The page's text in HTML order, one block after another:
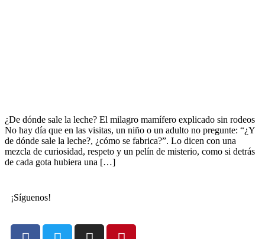
¿De dónde sale la leche? El milagro mamífero explicado sin rodeos
No hay día que en las visitas, un niño o un adulto no pregunte: “¿Y
de dónde sale la leche?, ¿cómo se fabrica?”. Lo dicen con una
mezcla de curiosidad, respeto y un pelín de misterio, como si detrás
de cada gota hubiera una […]
¡Síguenos!